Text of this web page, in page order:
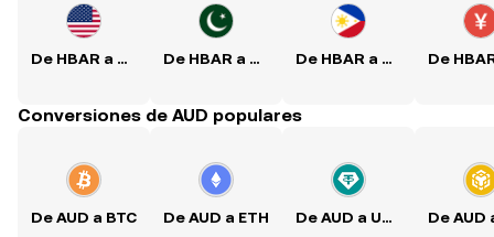
De HBAR a USD De HBAR a PKR De HBAR a PHP
Conversiones de AUD populares
De AUD a BTC De AUD a ETH De AUD a USDT